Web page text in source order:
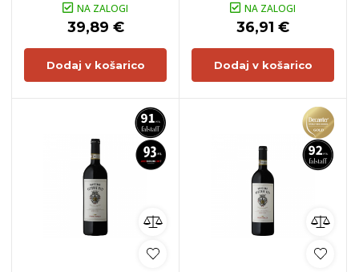
NA ZALOGI
39,89 €
Dodaj v košarico
NA ZALOGI
36,91 €
Dodaj v košarico